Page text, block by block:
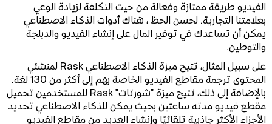
الفيديو طريقة ممتازة وفعالة من حيث التكلفة لزيادة الوعي
بعلامتنا التجارية. لحسن الحظ ، هناك أدوات الذكاء الاصطناعي
يمكن أن تساعدك في توفير المال على إنشاء الفيديو والدبلجة
والتوطين.
على سبيل المثال، تتيح ميزة الذكاء الاصطناعي Rask لمنشئي
المحتوى ترجمة مقاطع الفيديو الخاصة بهم إلى أكثر من 130 لغة.
بالإضافة إلى ذلك، تتيح ميزة "شورتات" Rask للمستخدمين تحميل
مقطع فيديو مدته ساعتين بحيث يمكن للذكاء الاصطناعي تحديد
الأجزاء الأكثر جاذبية تلقائيًا وإنشاء العديد من مقاطع الفيديو